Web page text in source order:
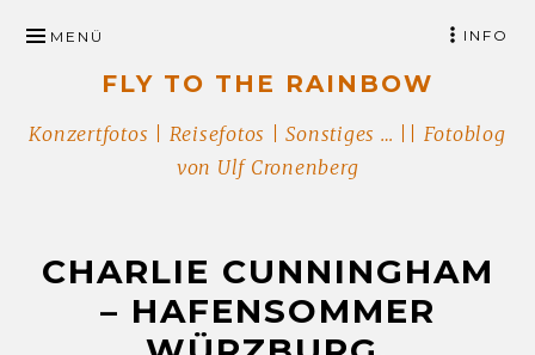
INHALT
SPRINGENFLY TO THE RAINBOW
Konzertfotos | Reisefotos | Sonstiges … || Fotoblog
von Ulf Cronenberg
MENÜ INFO
CHARLIE CUNNINGHAM
– HAFENSOMMER